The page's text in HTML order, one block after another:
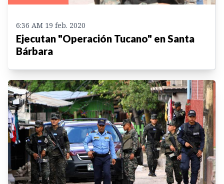
6:36 AM 19 feb. 2020
Ejecutan "Operación Tucano" en Santa
Bárbara